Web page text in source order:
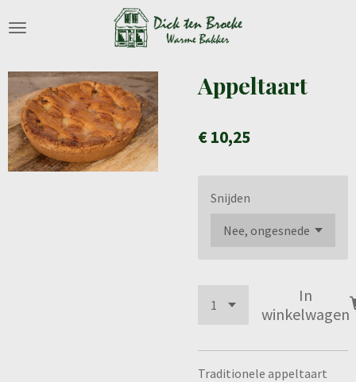
direct
de
hoofdinhoud
Appeltaart
€ 10,25
Snijden
In
winkelwagen
Traditionele appeltaart